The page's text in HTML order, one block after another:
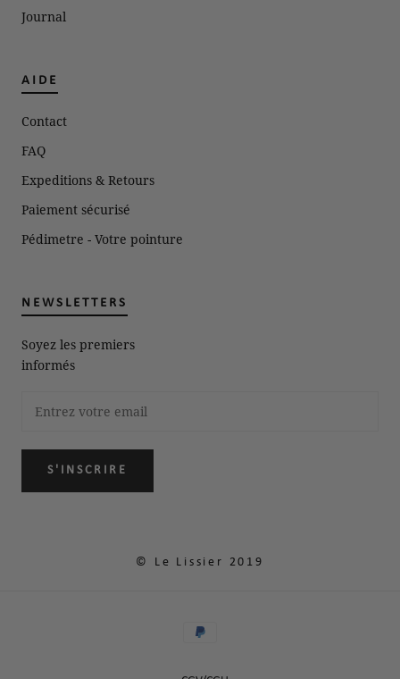
Journal
AIDE
Contact
FAQ
Expeditions & Retours
Paiement sécurisé
Pédimetre - Votre pointure
NEWSLETTERS
Soyez les premiers
informés
S'INSCRIRE
© Le Lissier 2019